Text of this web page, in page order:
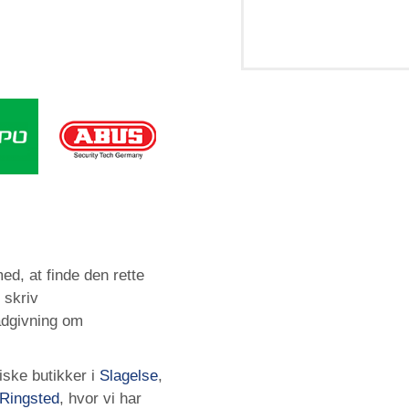
at finde den rette
om
butikker i Slagelse,
Ringsted, hvor vi har